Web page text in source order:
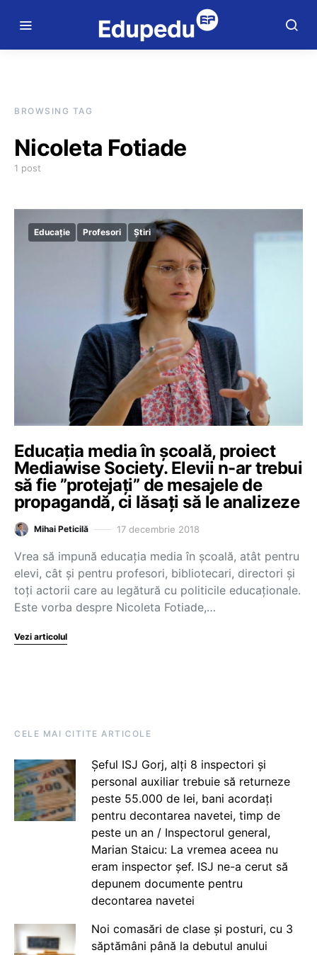
BROWSING TAG
Nicoleta Fotiade
1 post
Educație Profesori Știri
Educația media în școală, proiect
Mediawise Society. Elevii n-ar trebui
să fie ”protejați” de mesajele de
propagandă, ci lăsați să le analizeze
Mihai Peticilă 17 decembrie 2018
Vrea să impună educația media în școală, atât pentru
elevi, cât și pentru profesori, bibliotecari, directori și
toți actorii care au legătură cu politicile educaționale.
Este vorba despre Nicoleta Fotiade,…
Vezi articolul
CELE MAI CITITE ARTICOLE
Șeful ISJ Gorj, alți 8 inspectori și
personal auxiliar trebuie să returneze
peste 55.000 de lei, bani acordați
pentru decontarea navetei, timp de
peste un an / Inspectorul general,
Marian Staicu: La vremea aceea nu
eram inspector șef. ISJ ne-a cerut să
depunem documente pentru
decontarea navetei
Noi comasări de clase și posturi, cu 3
săptămâni până la debutul anului